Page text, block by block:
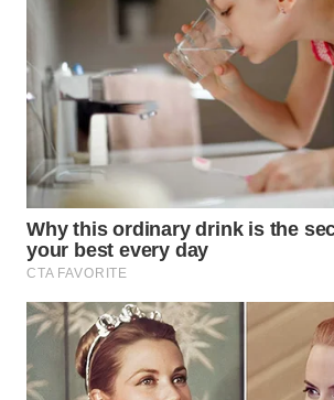
BINTAN
WN
MANDALIKA
WN
LIKUPANG
LABUANBAJO
WN
BORNEO